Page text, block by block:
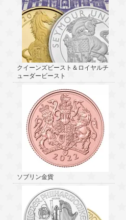
クイーンズビースト＆ロイヤルチ
ューダービースト
ソブリン金貨